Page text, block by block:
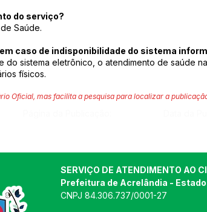
do serviço?
Saúde.
caso de indisponibilidade do sistema
do sistema eletrônico, o atendimento de saúde
físicos.
Oficial, mas facilita a pesquisa para localizar a
SERVIÇO DE ATENDIMENTO AO
Prefeitura de Acrelândia -
CNPJ 84.306.737/0001-27